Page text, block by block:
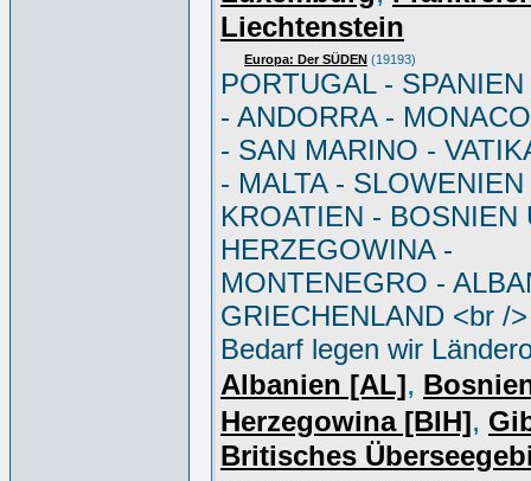
Liechtenstein
Europa: Der SÜDEN (19193)
PORTUGAL -
- ANDORRA -
- SAN MARINO -
- MALTA - SLOWENIEN
KROATIEN - BOSNIEN
HERZEGOWINA -
MONTENEGRO -
GRIECHENLAND <br /
Bedarf legen wir
Albanien [AL],
Herzegowina [BIH],
Britisches